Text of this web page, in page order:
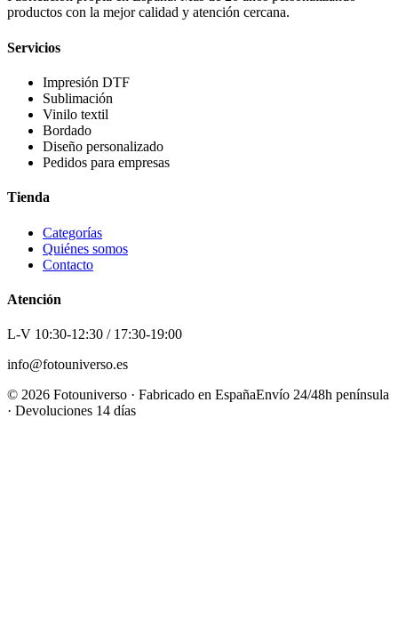
productos con la mejor calidad y atención cercana.
Servicios
Impresión DTF
Sublimación
Vinilo textil
Bordado
Diseño personalizado
Pedidos para empresas
Tienda
Categorías
Quiénes somos
Contacto
Atención
L-V 10:30-12:30 / 17:30-19:00
info@fotouniverso.es
© 2026 Fotouniverso · Fabricado en EspañaEnvío 24/48h península
· Devoluciones 14 días